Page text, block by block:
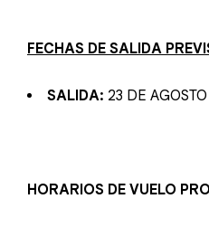
FECHAS DE SALIDA
SALIDA: 23 DE AGOSTO
HORARIOS DE VUELO